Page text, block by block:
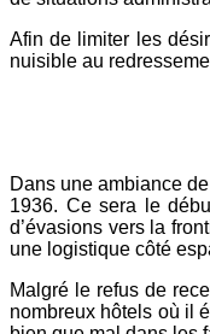
Afin de limiter les
nuisible au
Zone réservée
Dans une ambiance
1936. Ce sera le
d’évasions vers la
une logistique côté
Malgré le refus de
nombreux hôtels où il